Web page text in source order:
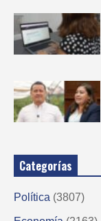
Categorías
Política (3807)